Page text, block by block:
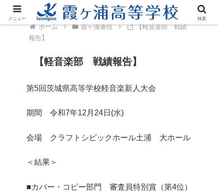
ホーム 霞ヶ浦通信
【軽音楽部 戦績
報告】
【軽音楽部 戦績報告】
第5回茨城県高等学校軽音楽新人大会
期間 令和7年12月24日(水)
会場 クラフトシビックホール土浦 大ホール
＜結果＞
■カバー・コピー部門 審査員特別賞（第4位）
メニュー 検索